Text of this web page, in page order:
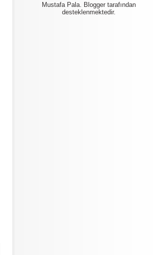
Mustafa Pala. Bloggertarafından
desteklenmektedir.